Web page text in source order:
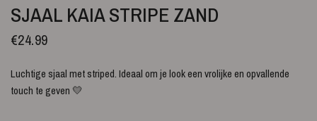
SJAAL KAIA STRIPE ZAND
€24.99
Luchtige sjaal met striped. Ideaal om je look een vrolijke en opvallende
touch te geven 💛